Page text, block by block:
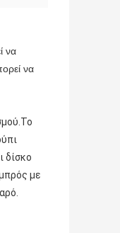
να
να
δίσκο
με